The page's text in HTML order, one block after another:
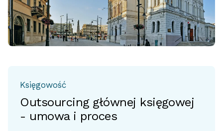
Księgowość
Outsourcing głównej księgowej
- umowa i proces